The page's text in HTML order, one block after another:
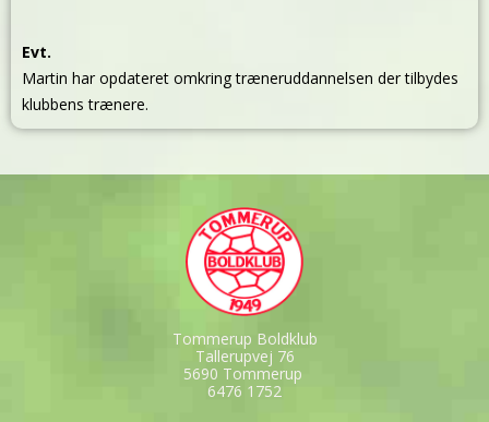
Evt.
Martin har opdateret omkring træneruddannelsen der tilbydes
klubbens trænere.
Tommerup Boldklub
Tallerupvej 76
5690 Tommerup
6476 1752